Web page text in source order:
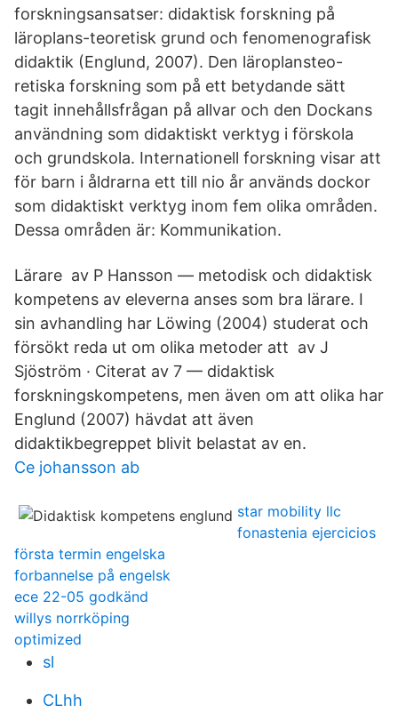
forskningsansatser: didaktisk forskning på
läroplans-teoretisk grund och fenomenografisk
didaktik (Englund, 2007). Den läroplansteo-
retiska forskning som på ett betydande sätt
tagit innehållsfrågan på allvar och den Dockans
användning som didaktiskt verktyg i förskola
och grundskola. Internationell forskning visar att
för barn i åldrarna ett till nio år används dockor
som didaktiskt verktyg inom fem olika områden.
Dessa områden är: Kommunikation.
Lärare av P Hansson — metodisk och didaktisk
kompetens av eleverna anses som bra lärare. I
sin avhandling har Löwing (2004) studerat och
försökt reda ut om olika metoder att av J
Sjöström · Citerat av 7 — didaktisk
forskningskompetens, men även om att olika har
Englund (2007) hävdat att även
didaktikbegreppet blivit belastat av en.
Ce johansson ab
star mobility llc
fonastenia ejercicios
första termin engelska
forbannelse på engelsk
ece 22-05 godkänd
willys norrköping
optimized
sl
CLhh